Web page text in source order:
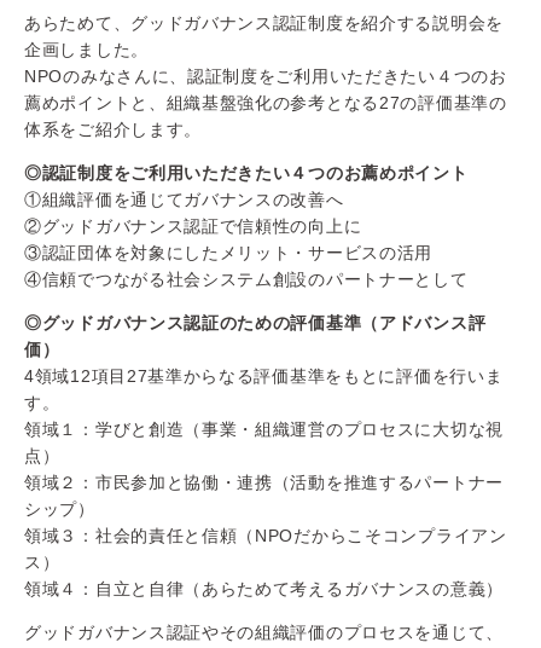
あらためて、グッドガバナンス認証制度を紹介する説明会を
企画しました。
NPOのみなさんに、認証制度をご利用いただきたい４つのお
薦めポイントと、組織基盤強化の参考となる27の評価基準の
体系をご紹介します。
◎認証制度をご利用いただきたい４つのお薦めポイント
①組織評価を通じてガバナンスの改善へ
②グッドガバナンス認証で信頼性の向上に
③認証団体を対象にしたメリット・サービスの活用
④信頼でつながる社会システム創設のパートナーとして
◎グッドガバナンス認証のための評価基準（アドバンス評
価）
4領域12項目27基準からなる評価基準をもとに評価を行いま
す。
領域１：学びと創造（事業・組織運営のプロセスに大切な視
点）
領域２：市民参加と協働・連携（活動を推進するパートナー
シップ）
領域３：社会的責任と信頼（NPOだからこそコンプライアン
ス）
領域４：自立と自律（あらためて考えるガバナンスの意義）
グッドガバナンス認証やその組織評価のプロセスを通じて、